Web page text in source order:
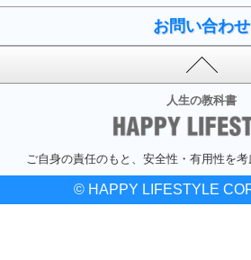
お問い合わせ
人生の教科書
ご自身の責任のもと、安全性・有用性を考
© HAPPY LIFESTYLE